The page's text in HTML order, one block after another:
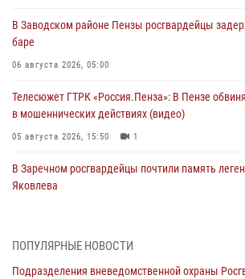
В Заводском районе Пензы росгвардейцы
баре
06 августа 2026, 05:00
Телесюжет ГТРК «Россия.Пенза»: В Пензе
в мошеннических действиях (видео)
05 августа 2026, 15:50 1
В Заречном росгвардейцы почтили память
Яковлева
Сотрудники пензенского ОМОН «Страж»
ПОПУЛЯРНЫЕ НОВОСТИ
Подразделения вневедомственной охраны